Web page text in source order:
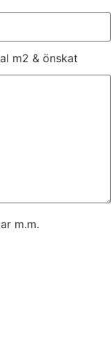
m2 & önskat
m.m.